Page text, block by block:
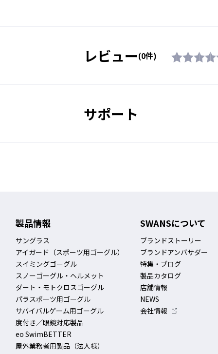
販売価格（税込）
レビュー(0件)
サポート
製品情報
サングラス
アイガード（スポーツ用ゴーグル）
スイミングゴーグル
スノーゴーグル・ヘルメット
ダート・モトクロスゴーグル
パラスポーツ用ゴーグル
サバイバルゲーム用ゴーグル
度付き／眼鏡対応製品
eo SwimBETTER
屋外業務者用製品（法人様）
SWANSについて
ブランドストーリー
ブランドアンバサダー
特集・ブログ
製品カタログ
店舗情報
NEWS
会社情報